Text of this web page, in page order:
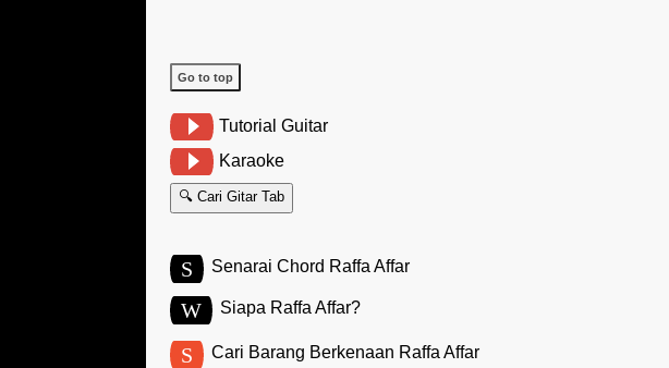
Go to top
Tutorial Guitar
Karaoke
🔍 Cari Gitar Tab
S Senarai Chord Raffa Affar
W Siapa Raffa Affar?
S Cari Barang Berkenaan Raffa Affar